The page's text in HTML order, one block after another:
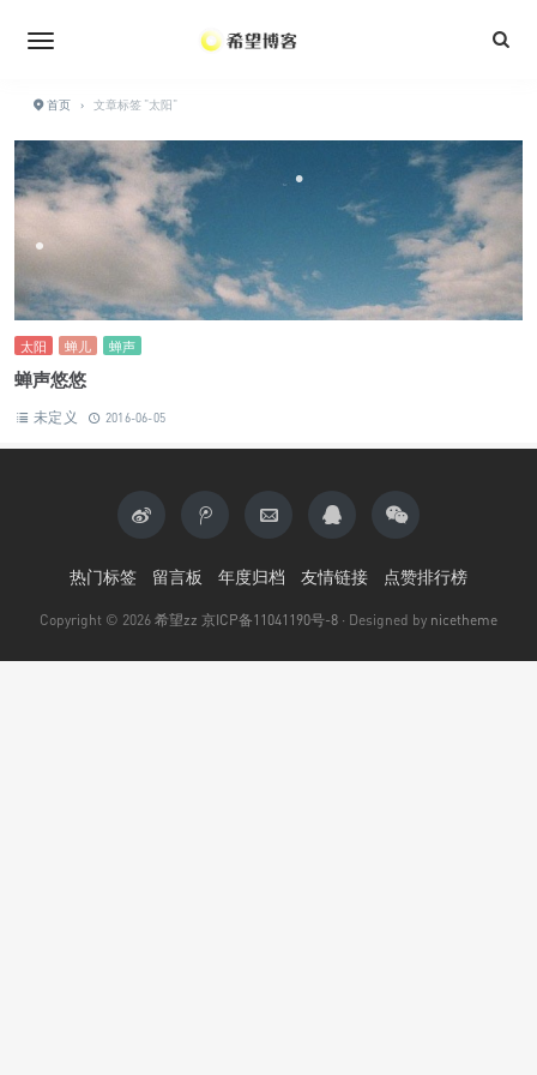
首页 › 文章标签 "太阳"
太阳 蝉儿 蝉声
蝉声悠悠
未定义 2016-06-05
热门标签 留言板 年度归档 友情链接 点赞排行榜
Copyright © 2026 希望zz 京ICP备11041190号-8 · Designed by nicetheme
•
•
•